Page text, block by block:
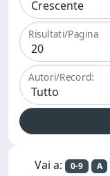
Risultati/Pagina
Autori/Record:
Vai a: 0-9 A